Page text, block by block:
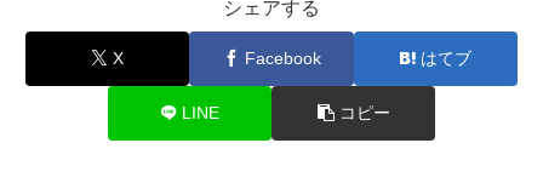
シェアする
X Facebook はてブ
LINE コピー